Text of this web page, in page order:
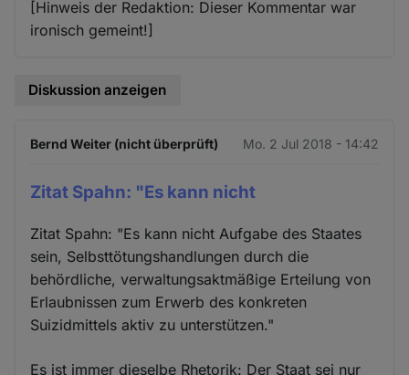
[Hinweis der Redaktion: Dieser Kommentar war
ironisch gemeint!]
Diskussion anzeigen
Bernd Weiter (nicht überprüft) Mo. 2 Jul 2018 - 14:42
Zitat Spahn: "Es kann nicht
Zitat Spahn: "Es kann nicht Aufgabe des Staates
sein, Selbsttötungshandlungen durch die
behördliche, verwaltungsaktmäßige Erteilung von
Erlaubnissen zum Erwerb des konkreten
Suizidmittels aktiv zu unterstützen."
Es ist immer dieselbe Rhetorik: Der Staat sei nur